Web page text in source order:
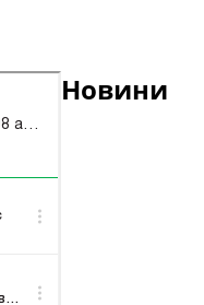
Новини